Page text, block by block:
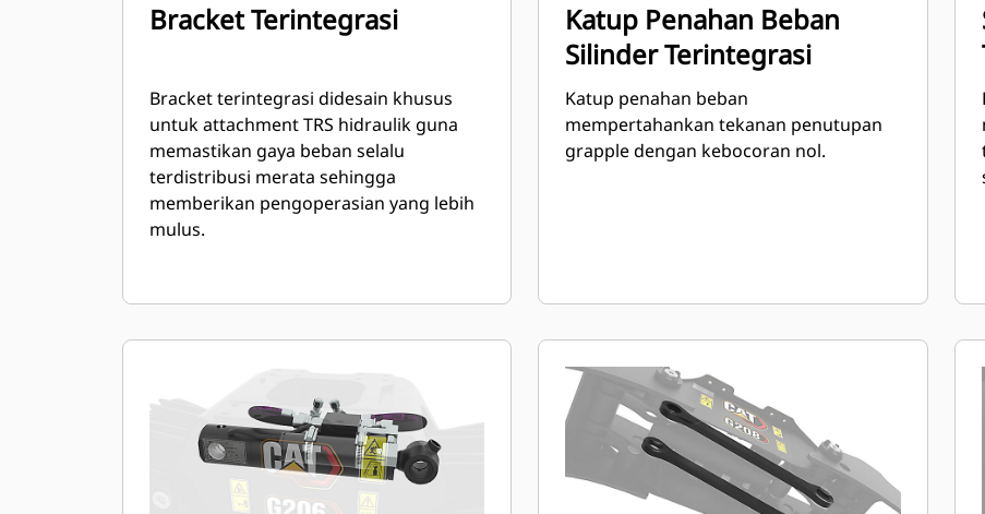
Bracket Terintegrasi
Bracket terintegrasi didesain khusus
untuk attachment TRS hidraulik guna
memastikan gaya beban selalu
terdistribusi merata sehingga
memberikan pengoperasian yang lebih
mulus.
Katup Penahan Beban
Silinder Terintegrasi
Katup penahan beban
mempertahankan tekanan penutupan
grapple dengan kebocoran nol.